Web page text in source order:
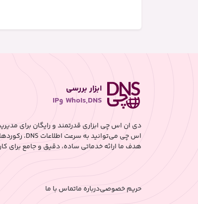
ابزار بررسی
WhoIs,DNS وIP
هدف ما ارائه خدماتی ساده، دقیق و جامع برای
حریم خصوصیدرباره ماتماس با ما